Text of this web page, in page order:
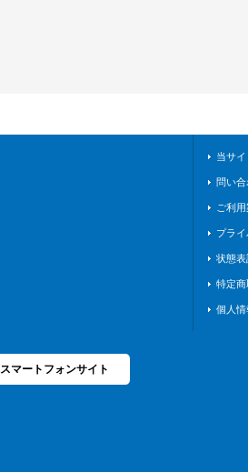
当サ
問い合
ご利
プラ
状態表
特定
個人
スマートフォンサイト